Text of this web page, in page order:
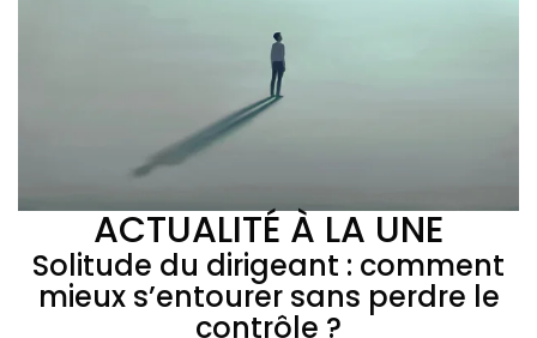
ACTUALITÉ À LA UNE
Solitude du dirigeant : comment
mieux s’entourer sans perdre le
contrôle ?